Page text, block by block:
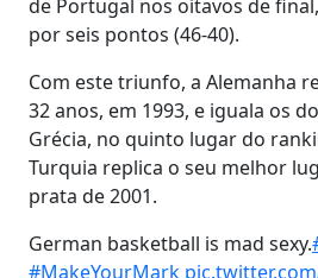
de Portugal nos oitavos de
por seis pontos (46-40).
Com este triunfo, a Alemanha
32 anos, em 1993, e iguala os
Grécia, no quinto lugar do
Turquia replica o seu melhor
prata de 2001.
German basketball is mad sexy.
#MakeYourMark